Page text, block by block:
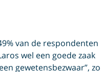
van de respondenten
wel een goede zaak
gewetensbezwaar”, zo